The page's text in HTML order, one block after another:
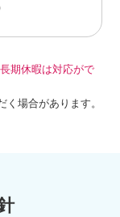
期休暇は対応がで
場合があります。